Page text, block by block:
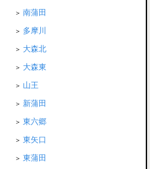
南蒲田
多摩川
大森北
大森東
山王
新蒲田
東六郷
東矢口
東蒲田